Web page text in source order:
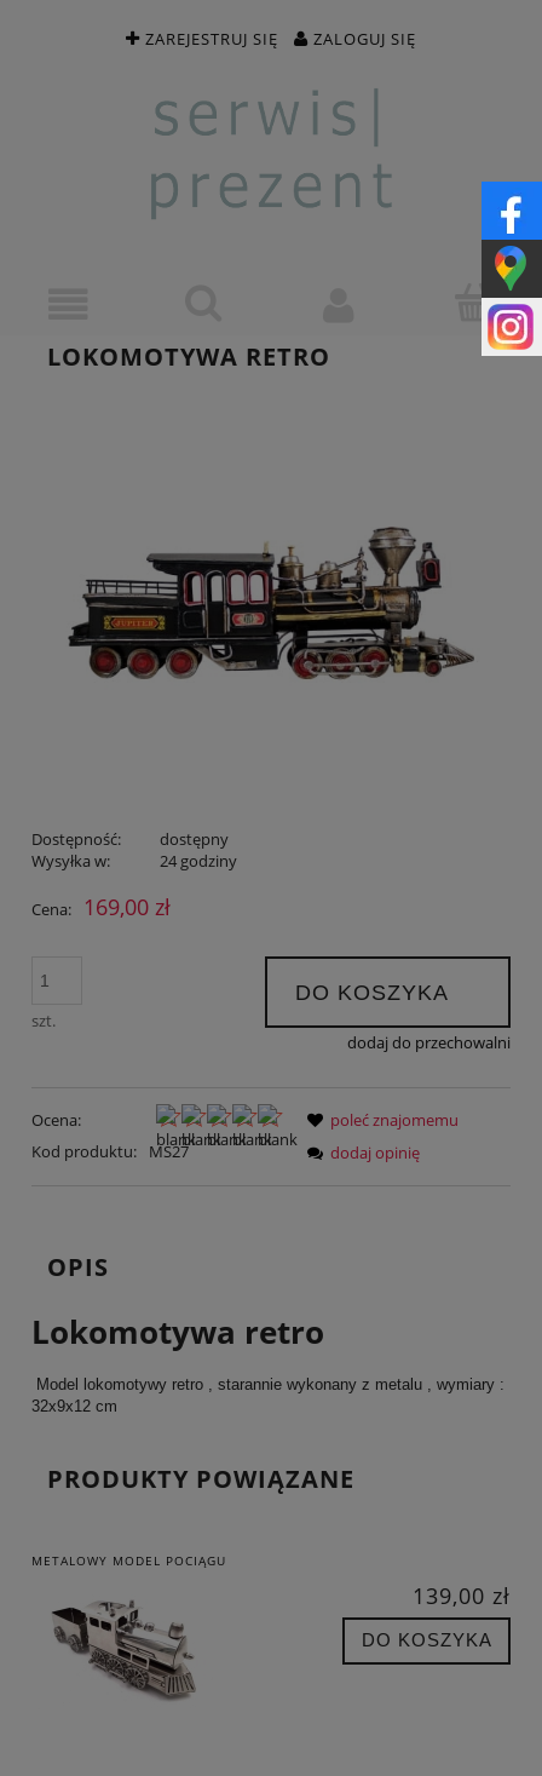
ZAREJESTRUJ SIĘ ZALOGUJ SIĘ
LOKOMOTYWA RETRO
Dostępność:
dostępny
Wysyłka w:
24 godziny
Cena: 169,00 zł
szt.
DO KOSZYKA
dodaj do przechowalni
Ocena:
Kod produktu:
MS27
poleć znajomemu
dodaj opinię
OPIS
Lokomotywa retro
Model lokomotywy retro , starannie wykonany z metalu , wymiary :
32x9x12 cm
PRODUKTY POWIĄZANE
METALOWY MODEL POCIĄGU
139,00 zł
DO KOSZYKA